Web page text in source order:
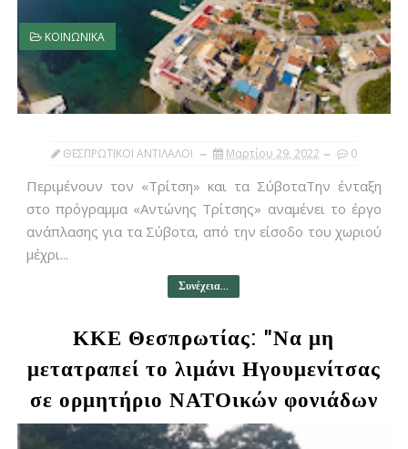
ΚΟΙΝΩΝΙΚΑ
ΘΕΣΠΡΩΤΙΚΟΙ ΑΝΤΙΛΑΛΟΙ Μαρτίου 29, 2022 0
Περιμένουν τον «Τρίτση» και τα ΣύβοταΤην ένταξη
στο πρόγραμμα «Αντώνης Τρίτσης» αναμένει το έργο
ανάπλασης για τα Σύβοτα, από την είσοδο του χωριού
μέχρι...
Συνέχεια...
ΚΚΕ Θεσπρωτίας: "Να μη
μετατραπεί το λιμάνι Ηγουμενίτσας
σε ορμητήριο ΝΑΤΟικών φονιάδων